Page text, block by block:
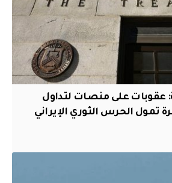
عقوبات على منصات لتداول
تمول الحرس الثوري الإيراني